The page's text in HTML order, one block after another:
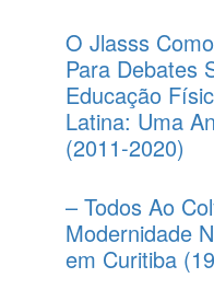
O Jlasss
Para Debates
Educação
Latina: Uma
(2011-2020)
– Todos Ao
Modernidade
em Curitiba